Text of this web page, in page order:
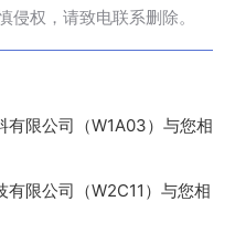
侵权，请致电联系删除。
有限公司（W1A03）与您相
限公司（W2C11）与您相